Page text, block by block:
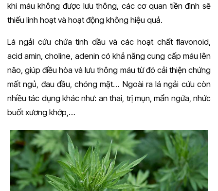
khi máu không được lưu thông, các cơ quan tiền đình sẽ
thiếu linh hoạt và hoạt động không hiệu quả.
Lá ngải cứu chứa tinh dầu và các hoạt chất flavonoid,
acid amin, choline, adenin có khả năng cung cấp máu lên
não, giúp điều hòa và lưu thông máu từ đó cải thiện chứng
mất ngủ, đau đầu, chóng mặt… Ngoài ra lá ngải cứu còn
nhiều tác dụng khác như: an thai, trị mụn, mẩn ngứa, nhức
buốt xương khớp,…